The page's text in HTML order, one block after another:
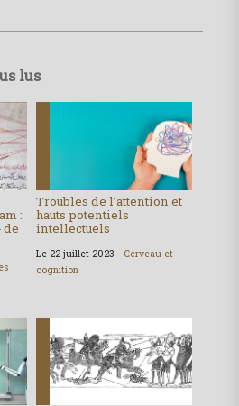
lus
:
de
Troubles de l’attention et
hauts potentiels
intellectuels
Le 22 juillet 2023 - Cerveau et
cognition